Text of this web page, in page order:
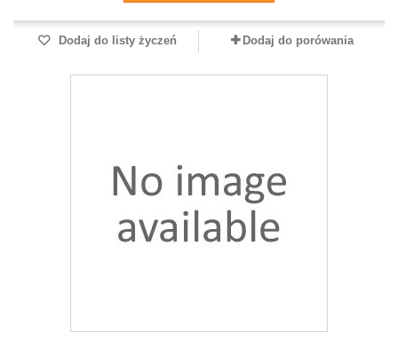
Dodaj do listy życzeń Dodaj do porówania